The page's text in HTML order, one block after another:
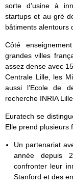
sorte d’usine à
startups et au gré
bâtiments alentours
Côté
grandes villes
assez dense avec
Centrale Lille, les
aussi l’Ecole de
recherche INRIA
Euratech se
Elle prend plusieurs
Un partenariat
année depuis
confronter leur
Stanford et des